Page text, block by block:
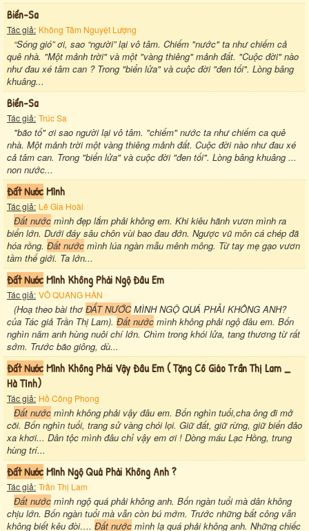
Biển-Sa
Tác giả: Không Tâm Nguyệt Lượng
“Sóng gió” ơi, sao “người” lại vô tâm. Chiếm "nước" ta như chiếm cả
quê nhà. "Một mảnh trời" và một "vàng thiêng" mảnh đất. "Cuộc đời" nào
như đau xé tâm can ? Trong "biển lửa" và cuộc đời "đen tối". Lòng bâng
khuâng...
Biển-Sa
Tác giả: Trúc Sa
"bão tố" ơi sao người lại vô tâm. "chiếm" nước ta như chiếm ca quê
nhà. Một mảnh trời một vàng thiêng mảnh đất. Cuộc đời nào như đau xé
cả tâm can. Trong "biển lửa" và cuộc đời "đen tối". Lòng bâng khuâng ...
non nước...
Đất NướcMình
Tác giả: Lê Gia Hoài
Đất nước mình đẹp lắm phải không em. Khi kiêu hãnh vươn mình ra
biển lớn. Dưới đáy sâu chôn vùi bao đau đớn. Ngược vũ môn cá chép đã
hóa rồng. Đất nước mình lúa ngàn mẫu mênh mông. Từ tay mẹ gạo vươn
tầm thế giới. Ta lớn...
Đất NướcMình Không Phải Ngộ Đâu Em
Tác giả: VÕ QUANG HÂN
(Hoạ theo bài thơ ĐẤT NƯỚCMÌNH NGỘ QUÁ PHẢI KHÔNG ANH?
của Tác giả Trần Thị Lam). Đất nước mình không phải ngộ đâu em. Bốn
nghìn năm anh hùng nuôi chí lớn. Chìm trong khói lửa, tang thương từ rất
sớm. Trước bão giông, dù...
Đất NướcMình Không Phải Vậy Đâu Em ( Tặng Cô Giáo Trần Thị Lam _
Hà Tỉnh)
Tác giả: Hồ Công Phong
Đất nước mình không phải vậy đâu em. Bốn nghìn tuổi,cha ông đi mở
cõi. Bốn nghìn tuổi, trang sử vàng chói lọi. Giữ đất, giữ rừng, giữ biển đảo
xa khơi... Dân tộc mình đâu chỉ vậy em ơi ! Dòng máu Lạc Hồng, trung
hùng trí...
Đất NướcMình Ngộ Quá Phải Không Anh ?
Tác giả: Trần Thị Lam
Đất nước mình ngộ quá phải không anh. Bốn ngàn tuổi mà dân không
chịu lớn. Bốn ngàn tuổi mà vẫn còn bú mớm. Trước những bất công vẫn
không biết kêu đòi…. Đất nước mình lạ quá phải không anh. Những chiếc